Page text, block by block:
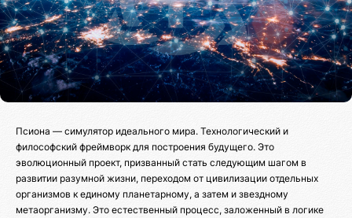
Псиона — симулятор идеального мира. Технологический и
философский фреймворк для построения будущего. Это
эволюционный проект, призванный стать следующим шагом в
развитии разумной жизни, переходом от цивилизации отдельных
организмов к единому планетарному, а затем и звездному
метаорганизму. Это естественный процесс, заложенный в логике